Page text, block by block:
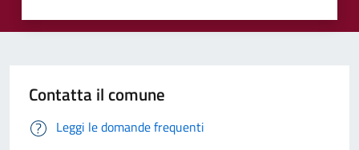
Contatta il comune
Leggi le domande frequenti